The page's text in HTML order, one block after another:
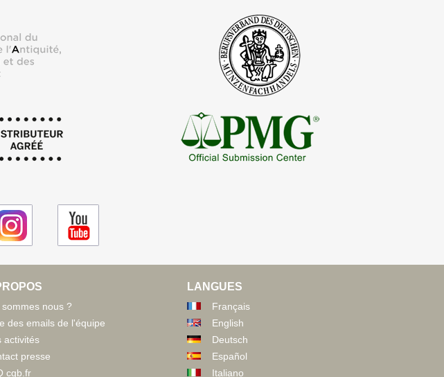
sommes nous ?
des emails de l'équipe
activités
presse
cgb.fr
LANGUES
Français
English
Deutsch
Español
Italiano